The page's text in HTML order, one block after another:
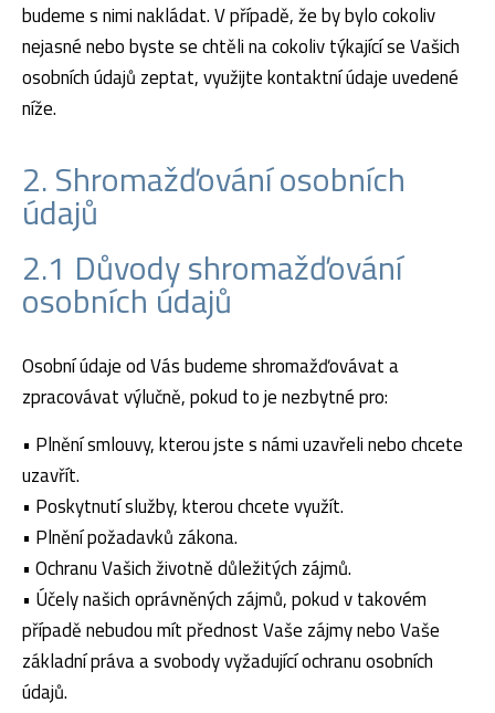
budeme s nimi nakládat. V případě, že by bylo cokoliv
nejasné nebo byste se chtěli na cokoliv týkající se Vašich
osobních údajů zeptat, využijte kontaktní údaje uvedené
níže.
2. Shromažďování osobních
údajů
2.1 Důvody shromažďování
osobních údajů
Osobní údaje od Vás budeme shromažďovávat a
zpracovávat výlučně, pokud to je nezbytné pro:
• Plnění smlouvy, kterou jste s námi uzavřeli nebo chcete
uzavřít.
• Poskytnutí služby, kterou chcete využít.
• Plnění požadavků zákona.
• Ochranu Vašich životně důležitých zájmů.
• Účely našich oprávněných zájmů, pokud v takovém
případě nebudou mít přednost Vaše zájmy nebo Vaše
základní práva a svobody vyžadující ochranu osobních
údajů.